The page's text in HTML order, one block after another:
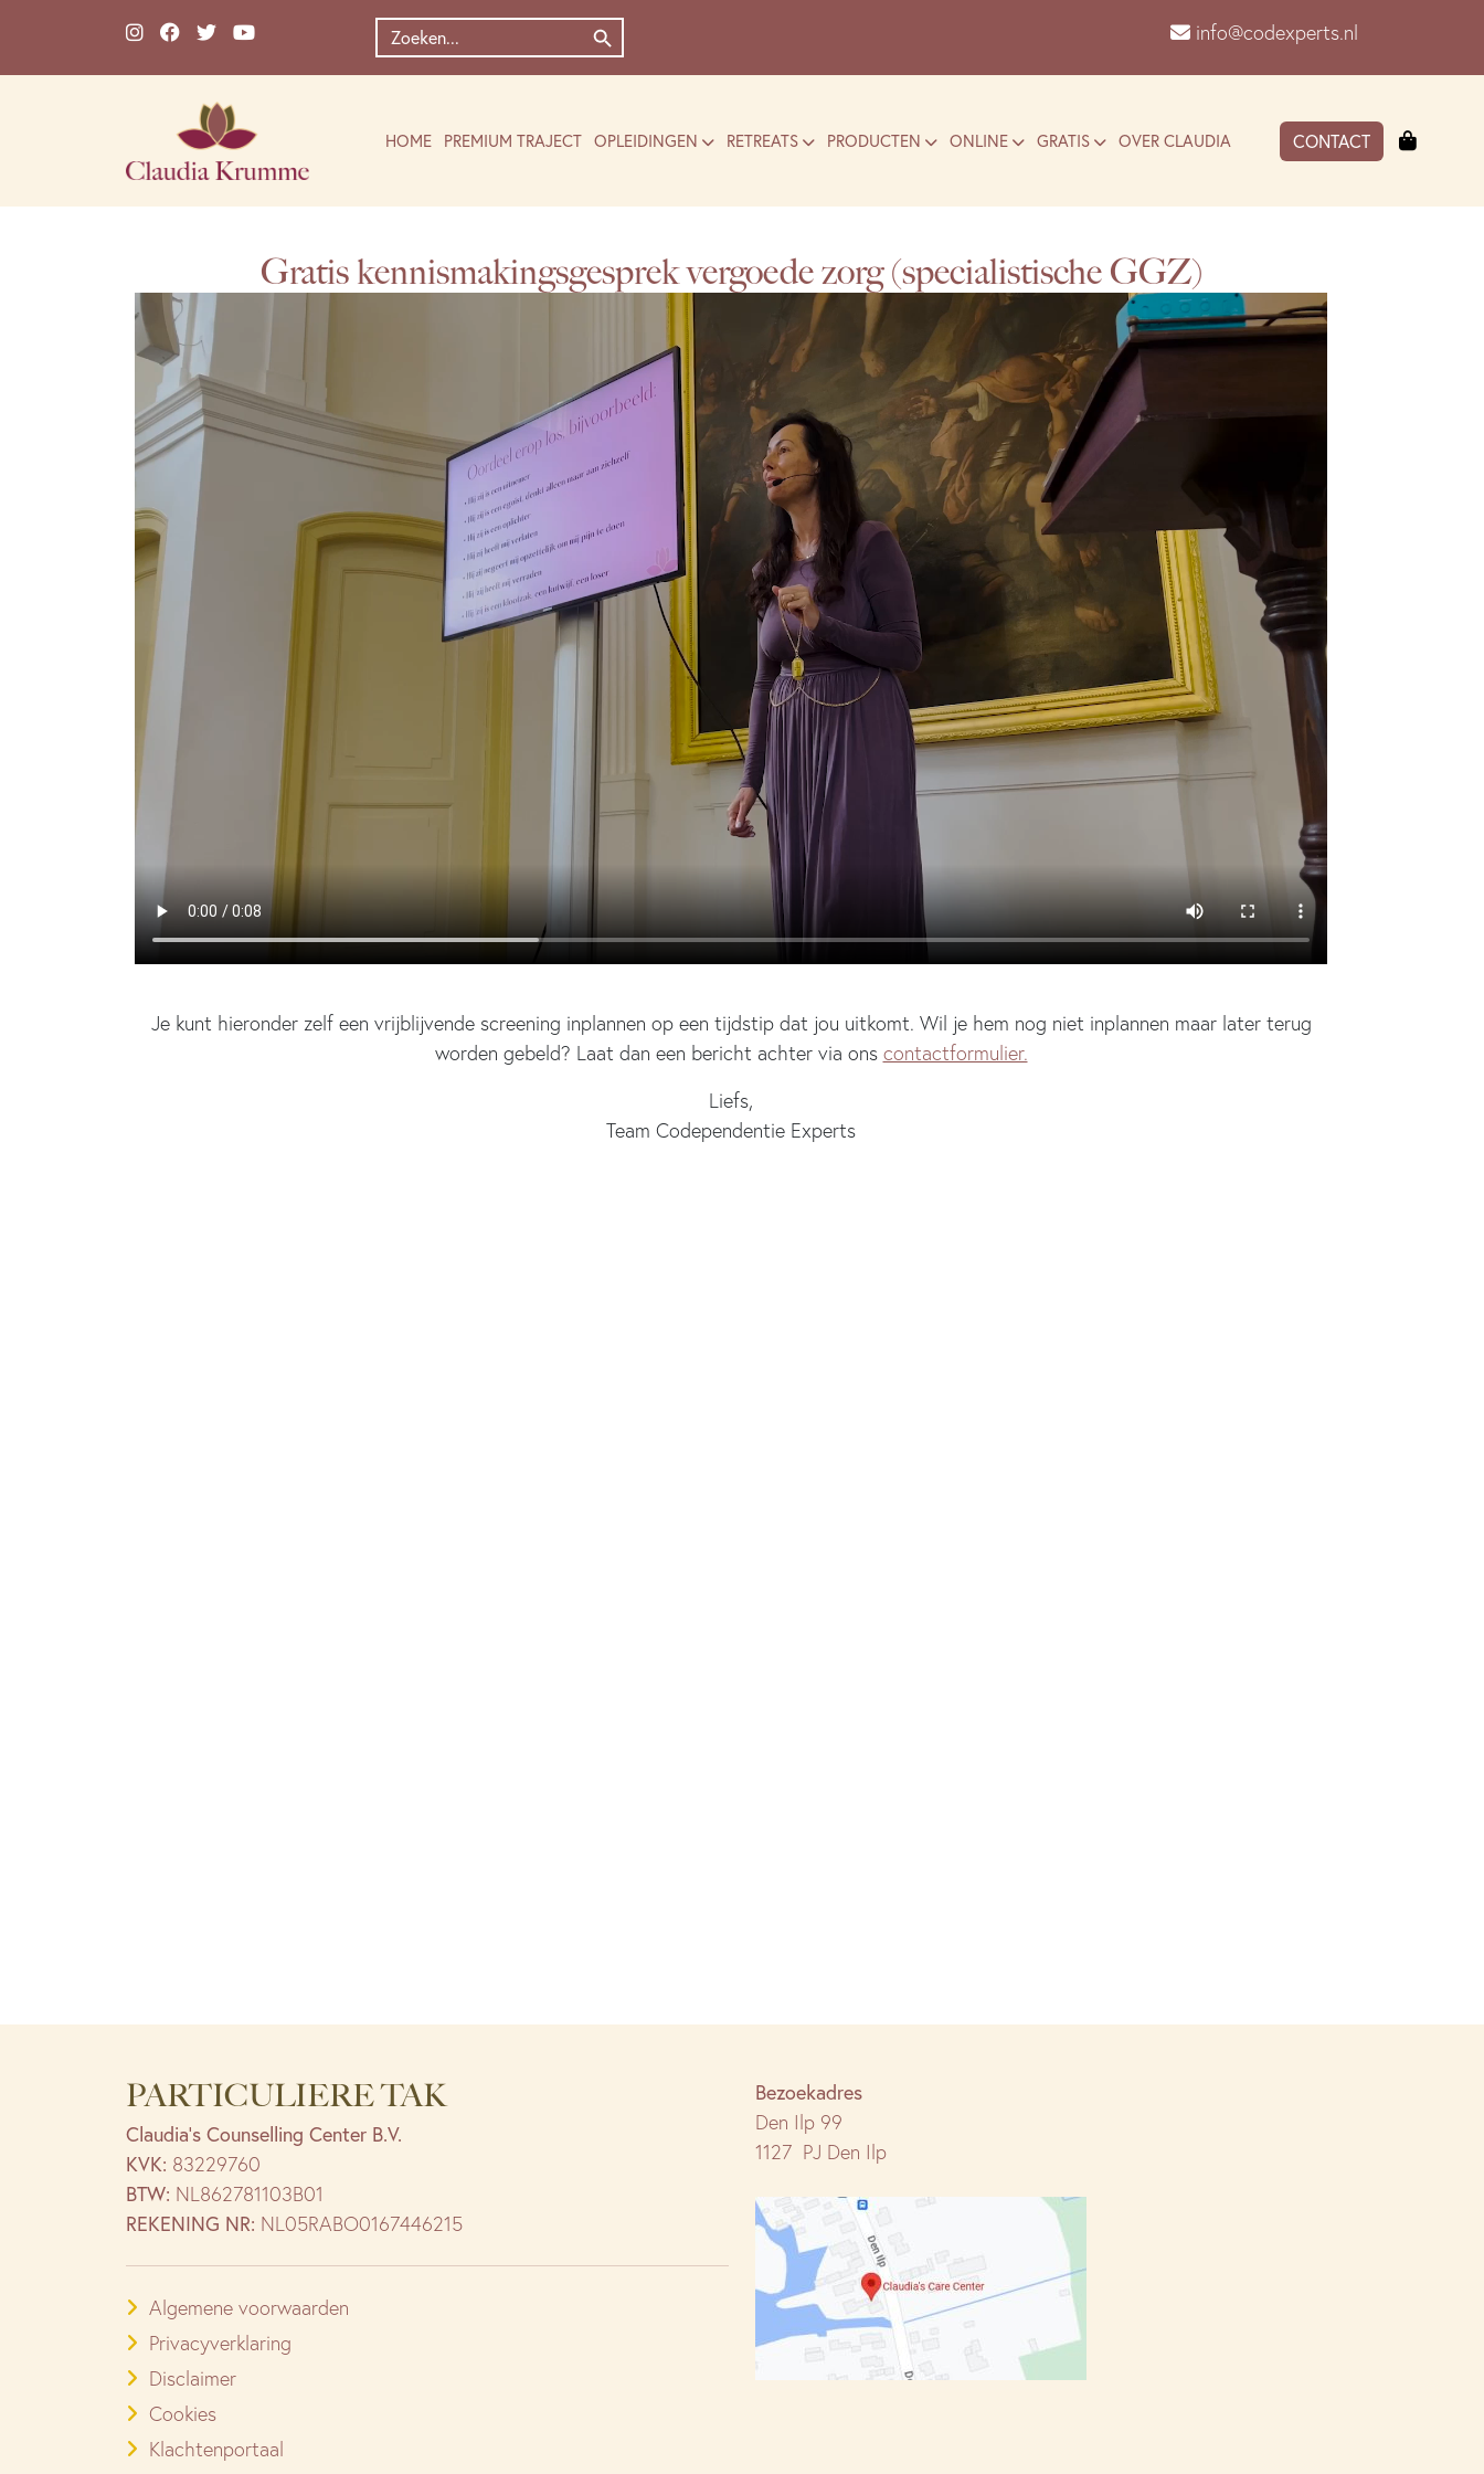
Zoek
naar:
Zoekknop
info@codexperts.nl
HOME PREMIUM TRAJECT OPLEIDINGEN RETREATS PRODUCTEN ONLINE GRATIS OVER CLAUDIA CONTACT
Gratis kennismakingsgesprek vergoede zorg (specialistische GGZ)
Je kunt hieronder zelf een vrijblijvende screening inplannen op een tijdstip dat jou uitkomt. Wil je hem nog niet inplannen maar later terug
worden gebeld? Laat dan een bericht achter via ons contactformulier.
Liefs,
Team Codependentie Experts
PARTICULIERE TAK
Claudia’s Counselling Center B.V.
KVK: 83229760
BTW: NL862781103B01
REKENING NR: NL05RABO0167446215
Algemene voorwaarden
Privacyverklaring
Disclaimer
Cookies
Klachtenportaal
Bezoekadres
Den Ilp 99
1127 PJ Den Ilp